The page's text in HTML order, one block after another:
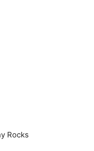
Rocks